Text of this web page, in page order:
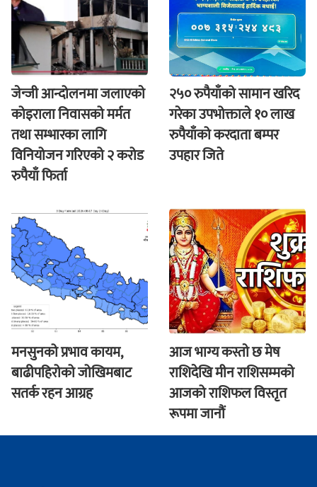
जेन्जी आन्दोलनमा जलाएकाे
कोइराला निवासको मर्मत
तथा सम्भारका लागि
विनियोजन गरिएको २ करोड
रुपैयाँ फिर्ता
२५० रुपैयाँको सामान खरिद
गरेका उपभोक्ताले १० लाख
रुपैयाँको करदाता बम्पर
उपहार जिते
मनसुनको प्रभाव कायम,
बाढीपहिरोको जोखिमबाट
सतर्क रहन आग्रह
आज भाग्य कस्ताे छ मेष
राशिदेखि मीन राशिसम्मको
आजको राशिफल विस्तृत
रूपमा जानौं